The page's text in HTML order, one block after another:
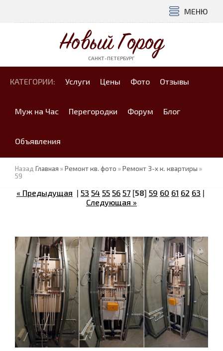
МЕНЮ
Новый Город
САНКТ-ПЕТЕРБУРГ
КАТЕГОРИИ: Услуги Цены Фото Отзывы
Муж на Час Перегородки Форум Блог
Объявления
Назад Главная »Ремонт кв. фото »Ремонт 3-х к. квартиры »
59
« Предыдущая | 53 54 55 56 57 [58] 59 60 61 62 63 |
Следующая »